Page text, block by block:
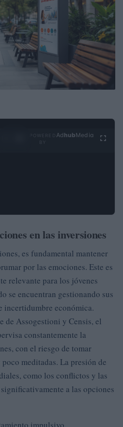
Ad hubMedia
en las inversiones
es fundamental mantener
por las emociones. Este es
relevante para los jóvenes
se encuentran gestionando sus
incertidumbre económica.
de Assogestioni y Censis, el
constantemente la
con el riesgo de tomar
meditadas. La presión de
como los conflictos y las
a las opciones
impulsivo.